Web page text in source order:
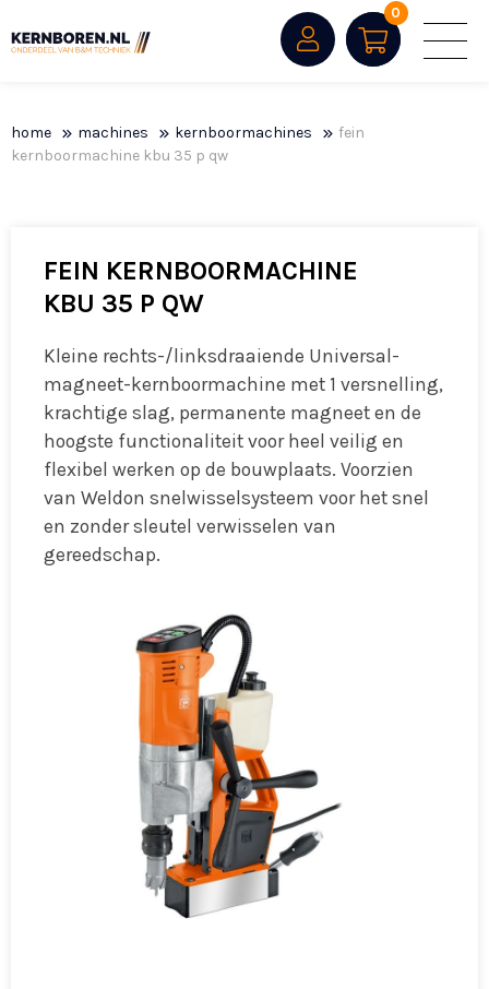
0
home machines kernboormachines
fein
kernboormachine kbu 35 p qw
FEIN KERNBOORMACHINE
KBU 35 P QW
Kleine rechts-/linksdraaiende Universal-
magneet-kernboormachine met 1 versnelling,
krachtige slag, permanente magneet en de
hoogste functionaliteit voor heel veilig en
flexibel werken op de bouwplaats. Voorzien
van Weldon snelwisselsysteem voor het snel
en zonder sleutel verwisselen van
gereedschap.